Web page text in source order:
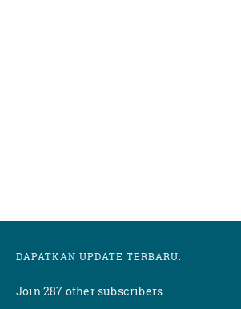
DAPATKAN UPDATE TERBARU:
Join 287 other subscribers